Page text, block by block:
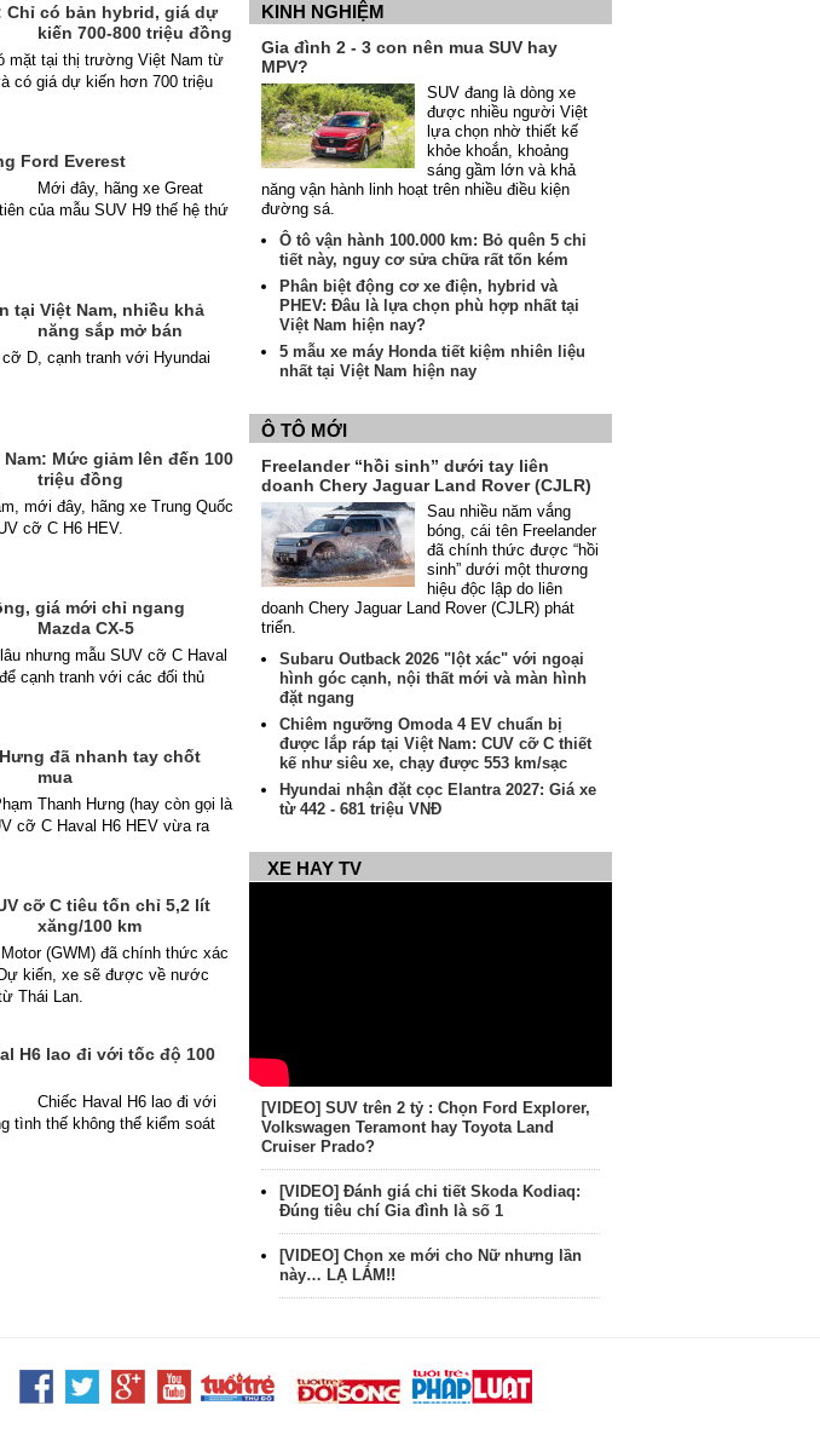
Chỉ có bản hybrid, giá dự
kiến 700-800 triệu đồng
mặt tại thị trường Việt Nam từ
có giá dự kiến hơn 700 triệu
Ford Everest
Mới đây, hãng xe Great
của mẫu SUV H9 thế hệ thứ
tại Việt Nam, nhiều khả
năng sắp mở bán
D, cạnh tranh với Hyundai
Mức giảm lên đến 100
triệu đồng
mới đây, hãng xe Trung Quốc
cỡ C H6 HEV.
giá mới chỉ ngang
Mazda CX-5
nhưng mẫu SUV cỡ C Haval
cạnh tranh với các đối thủ
đã nhanh tay chốt
mua
Thanh Hưng (hay còn gọi là
cỡ C Haval H6 HEV vừa ra
cỡ C tiêu tốn chỉ 5,2 lít
xăng/100 km
(GWM) đã chính thức xác
kiến, xe sẽ được về nước
Thái Lan.
H6 lao đi với tốc độ 100
Chiếc Haval H6 lao đi với
tình thế không thể kiểm soát
KINH NGHIỆM
Gia đình 2 - 3 con nên mua SUV hay
MPV?
SUV đang là dòng xe
được nhiều người Việt
lựa chọn nhờ thiết kế
khỏe khoắn, khoảng
sáng gầm lớn và khả
năng vận hành linh hoạt trên nhiều điều kiện
đường sá.
Ô tô vận hành 100.000 km: Bỏ quên 5 chi
tiết này, nguy cơ sửa chữa rất tốn kém
Phân biệt động cơ xe điện, hybrid và
PHEV: Đâu là lựa chọn phù hợp nhất tại
Việt Nam hiện nay?
5 mẫu xe máy Honda tiết kiệm nhiên liệu
nhất tại Việt Nam hiện nay
Ô TÔ MỚI
Freelander “hồi sinh” dưới tay liên
doanh Chery Jaguar Land Rover (CJLR)
Sau nhiều năm vắng
bóng, cái tên Freelander
đã chính thức được “hồi
sinh” dưới một thương
hiệu độc lập do liên
doanh Chery Jaguar Land Rover (CJLR) phát
triển.
Subaru Outback 2026 "lột xác" với ngoại
hình góc cạnh, nội thất mới và màn hình
đặt ngang
Chiêm ngưỡng Omoda 4 EV chuẩn bị
được lắp ráp tại Việt Nam: CUV cỡ C thiết
kế như siêu xe, chạy được 553 km/sạc
Hyundai nhận đặt cọc Elantra 2027: Giá xe
từ 442 - 681 triệu VNĐ
XE HAY TV
[VIDEO] SUV trên 2 tỷ : Chọn Ford Explorer,
Volkswagen Teramont hay Toyota Land
Cruiser Prado?
[VIDEO] Đánh giá chi tiết Skoda Kodiaq:
Đúng tiêu chí Gia đình là số 1
[VIDEO] Chọn xe mới cho Nữ nhưng lần
này… LẠ LẮM!!